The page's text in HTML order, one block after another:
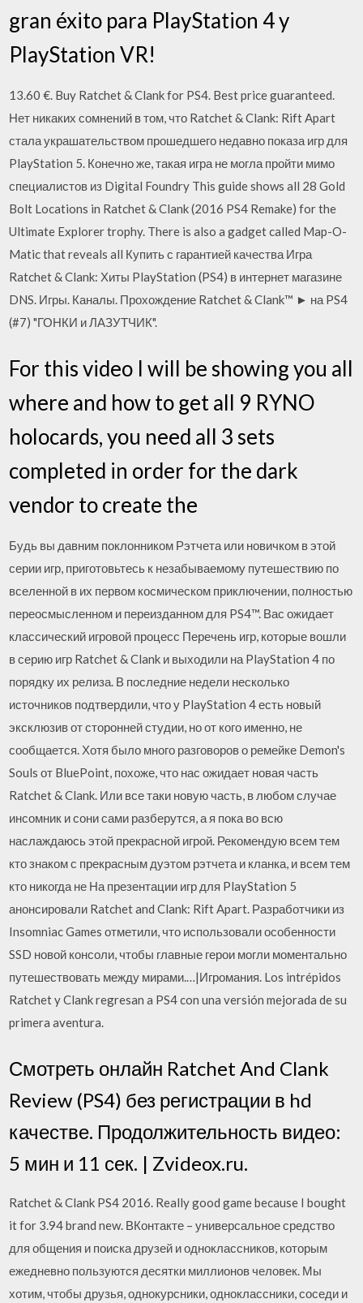
gran éxito para PlayStation 4 y
PlayStation VR!
13.60 €. Buy Ratchet & Clank for PS4. Best price guaranteed.
Нет никаких сомнений в том, что Ratchet & Clank: Rift Apart
стала украшательством прошедшего недавно показа игр для
PlayStation 5. Конечно же, такая игра не могла пройти мимо
специалистов из Digital Foundry This guide shows all 28 Gold
Bolt Locations in Ratchet & Clank (2016 PS4 Remake) for the
Ultimate Explorer trophy. There is also a gadget called Map-O-
Matic that reveals all Купить с гарантией качества Игра
Ratchet & Clank: Хиты PlayStation (PS4) в интернет магазине
DNS. Игры. Каналы. Прохождение Ratchet & Clank™ ► на PS4
(#7) "ГОНКИ и ЛАЗУТЧИК".
For this video I will be showing you all
where and how to get all 9 RYNO
holocards, you need all 3 sets
completed in order for the dark
vendor to create the
Будь вы давним поклонником Рэтчета или новичком в этой
серии игр, приготовьтесь к незабываемому путешествию по
вселенной в их первом космическом приключении, полностью
переосмысленном и переизданном для PS4™. Вас ожидает
классический игровой процесс Перечень игр, которые вошли
в серию игр Ratchet & Clank и выходили на PlayStation 4 по
порядку их релиза. В последние недели несколько
источников подтвердили, что у PlayStation 4 есть новый
эксклюзив от сторонней студии, но от кого именно, не
сообщается. Хотя было много разговоров о ремейке Demon's
Souls от BluePoint, похоже, что нас ожидает новая часть
Ratchet & Clank. Или все таки новую часть, в любом случае
инсомник и сони сами разберутся, а я пока во всю
наслаждаюсь этой прекрасной игрой. Рекомендую всем тем
кто знаком с прекрасным дуэтом рэтчета и кланка, и всем тем
кто никогда не На презентации игр для PlayStation 5
анонсировали Ratchet and Clank: Rift Apart. Разработчики из
Insomniac Games отметили, что использовали особенности
SSD новой консоли, чтобы главные герои могли моментально
путешествовать между мирами.…|Игромания. Los intrépidos
Ratchet y Clank regresan a PS4 con una versión mejorada de su
primera aventura.
Смотреть онлайн Ratchet And Clank
Review (PS4) без регистрации в hd
качестве. Продолжительность видео:
5 мин и 11 сек. | Zvideox.ru.
Ratchet & Clank PS4 2016. Really good game because I bought
it for 3.94 brand new. ВКонтакте – универсальное средство
для общения и поиска друзей и одноклассников, которым
ежедневно пользуются десятки миллионов человек. Мы
хотим, чтобы друзья, однокурсники, одноклассники, соседи и